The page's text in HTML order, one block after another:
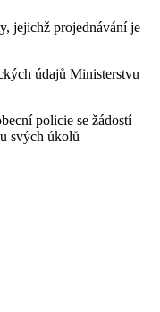
jejichž projednávání je
údajů Ministerstvu
policie se žádostí
svých úkolů